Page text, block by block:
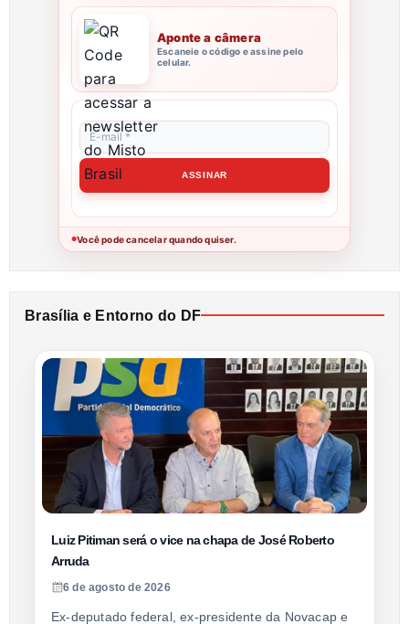
Aponte a câmera
Escaneie o código e assine pelo
celular.
●Você pode cancelar quando quiser.
Brasília e Entorno do DF
Luiz Pitiman será o vice na chapa de José Roberto
Arruda
6 de agosto de 2026
Ex-deputado federal, ex-presidente da Novacap e